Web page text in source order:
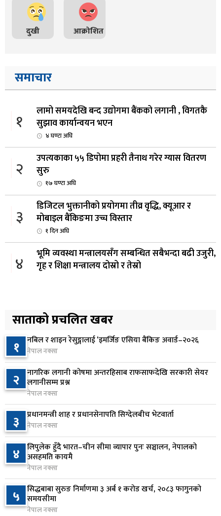
दुखी आक्रोशित
समाचार
१
लामो समयदेखि बन्द उद्योगमा बैंकको लगानी , विगतकै
सुझाव कार्यान्वयन भएन
४ घण्टा अघि
२
उपत्यकाका ५५ डिपोमा प्रहरी तैनाथ गरेर ग्यास वितरण
सुरु
१७ घण्टा अघि
३
डिजिटल भुक्तानीको प्रयोगमा तीव्र वृद्धि, क्यूआर र
मोबाइल बैंकिङमा उच्च विस्तार
१ दिन अघि
४
भूमि व्यवस्था मन्त्रालयसँग सम्बन्धित सबैभन्दा बढी उजुरी,
गृह र शिक्षा मन्त्रालय दोस्रो र तेस्रो
५
बैंक
२ दिन अघि
६
ढल्केबर ट्रमा सेन्टर माग्दै सांसद यादवको संसद्‌मा मौन
विरोध
२ दिन अघि
७
कोइराला निवास मर्मतका लागि छुट्याइएको २ करोड
बजेट शेखरद्धारा लिन अस्वीकार
२ दिन अघि
८
रूकुम पश्चिममा प्रहरीको गाडीले मोटरसाइकललाई
ठक्कर दिँदा किशोरको मृत्यु
२ दिन अघि
९
प्रतिनिधिसभा बैठक बस्दै , पाँच विधेयक र प्रतिवेदन
प्रस्तुत हुने
साताको प्रचलित खबर
१ नबिल र शाइन रेसुङ्गालाई ‘इमर्जिङ एसिया बैंकिङ अवार्ड–२०२६
नेपाल नक्सा
२ नागरिक लगानी कोषमा अन्तरहिसाब राफसाफदेखि सरकारी सेयर
लगानीसम्म प्रश्न
नेपाल नक्सा
३ प्रधानमन्त्री शाह र प्रधानसेनापति सिग्देलबीच भेटवार्ता
नेपाल नक्सा
४ लिपुलेक हुँदै भारत–चीन सीमा व्यापार पुनः सञ्चालन, नेपालको
असहमति कायमै
नेपाल नक्सा
५ सिद्धबाबा सुरुङ निर्माणमा ३ अर्ब १ करोड खर्च, २०८३ फागुनको
समयसीमा
नेपाल नक्सा